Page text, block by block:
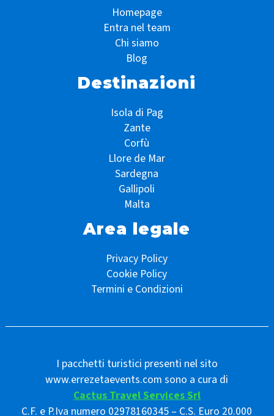
Homepage
Entra nel team
Chi siamo
Blog
Destinazioni
Isola di Pag
Zante
Corfù
Llore de Mar
Sardegna
Gallipoli
Malta
Area legale
Privacy Policy
Cookie Policy
Termini e Condizioni
I pacchetti turistici presenti nel sito
www.errezetaevents.com sono a cura di
Cactus Travel Services Srl
C.F. e P.Iva numero 02978160345 – C.S. Euro 20.000